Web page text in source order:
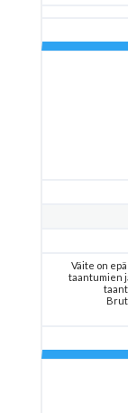
Väite on
taantumien